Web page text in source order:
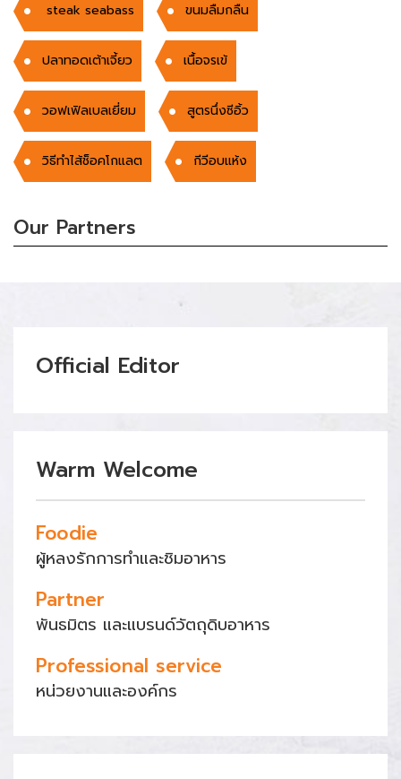
steak seabass ขนมลืมกลืน
ปลาทอดเต้าเจี้ยว เนื้อจรเข้
วอฟเฟิลเบลเยี่ยม สูตรนึ่งซีอิ้ว
วิธีทำไส้ช็อคโกแลต กีวีอบแห้ง
Our Partners
Official Editor
Warm Welcome
Foodie
ผู้หลงรักการทำและชิมอาหาร
Partner
พันธมิตร และแบรนด์วัตถุดิบอาหาร
Professional service
หน่วยงานและองค์กร